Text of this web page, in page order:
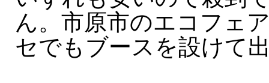
ん。市原市のエコフェ
セでもブースを設けて